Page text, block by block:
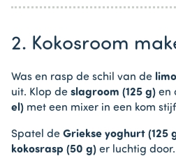
2. Kokosroom
Was en rasp de schil van de
uit. Klop de slagroom (125 g) en
el) met een mixer in een kom
Spatel de Griekse yoghurt (125
kokosrasp (50 g) er luchtig